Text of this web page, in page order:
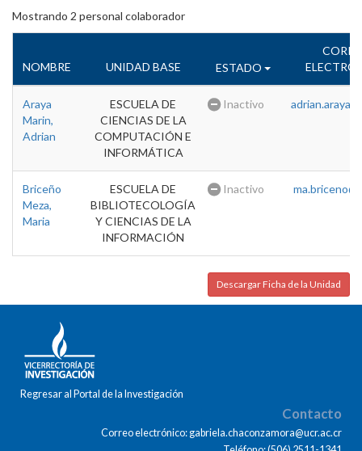
Mostrando 2 personal colaborador
NOMBRE UNIDAD BASE ESTADO
Araya
Marin,
Adrian
ESCUELA DE
CIENCIAS DE LA
COMPUTACIÓN E
INFORMÁTICA
Inactivo
Briceño
Meza,
Maria
ESCUELA DE
BIBLIOTECOLOGÍA
Y CIENCIAS DE LA
INFORMACIÓN
Inactivo
Descargar Ficha de la Unidad
Regresar al Portal de la Investigación
Contacto
Correo electrónico: gabriela.chaconzamora@ucr.ac.cr